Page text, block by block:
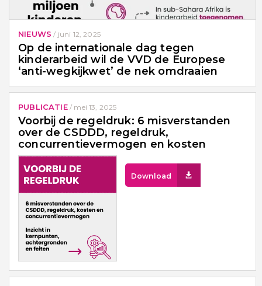
NIEUWS / juni 12, 2025
Op de internationale dag tegen
kinderarbeid wil de VVD de Europese
‘anti-wegkijkwet’ de nek omdraaien
PUBLICATIE/ mei 13, 2025
Voorbij de regeldruk: 6 misverstanden
over de CSDDD, regeldruk,
concurrentievermogen en kosten
Download